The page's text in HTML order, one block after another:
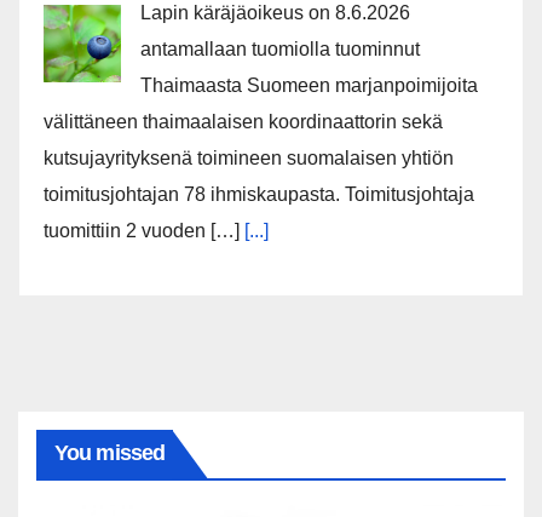
Lapin käräjäoikeus on 8.6.2026
antamallaan tuomiolla tuominnut
Thaimaasta Suomeen marjanpoimijoita
välittäneen thaimaalaisen koordinaattorin sekä
kutsujayrityksenä toimineen suomalaisen yhtiön
toimitusjohtajan 78 ihmiskaupasta. Toimitusjohtaja
tuomittiin 2 vuoden […] [...]
You missed